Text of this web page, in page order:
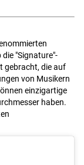
"Signature"-
gebracht, die auf
von Musikern
einzigartige
haben.